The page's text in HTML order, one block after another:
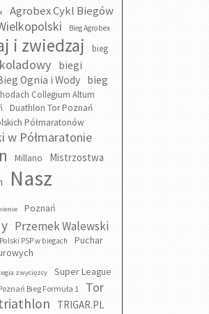
Agrobex Cykl Biegów
Bieg Agrobex
i zwiedzaj
bieg
biegi
Ognia i Wody bieg
Collegium Altum
Duathlon Tor Poznań
Półmaratonów
w Półmaratonie
Millano
Mistrzostwa
Nasz
Poznań
Przemek Walewski
PSP w biegach
Puchar
zwycięzcy
Super League
Bieg Formuła 1
Tor
TRIGAR.PL